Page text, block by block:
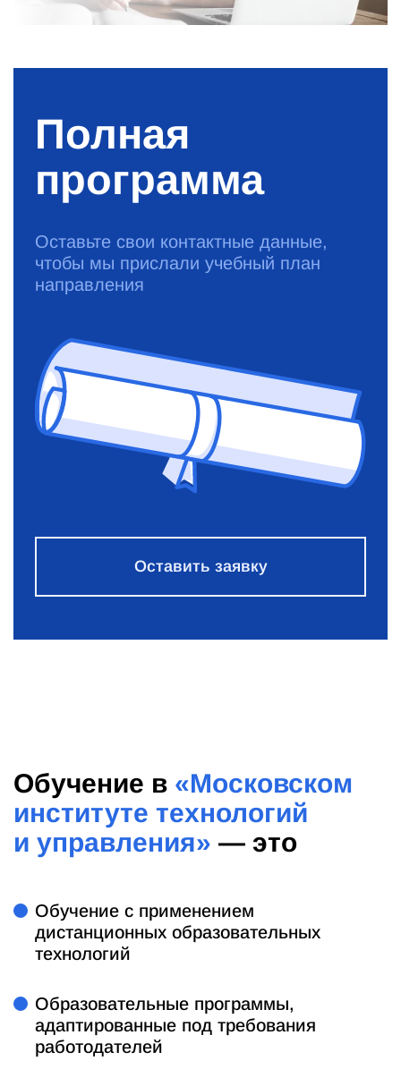
Полная
программа
Оставьте свои контактные данные,
чтобы мы прислали учебный план
направления
Оставить заявку
Обучение в «Московском
институте технологий
и управления» — это
Обучение с применением
дистанционных образовательных
технологий
Образовательные программы,
адаптированные под требования
работодателей